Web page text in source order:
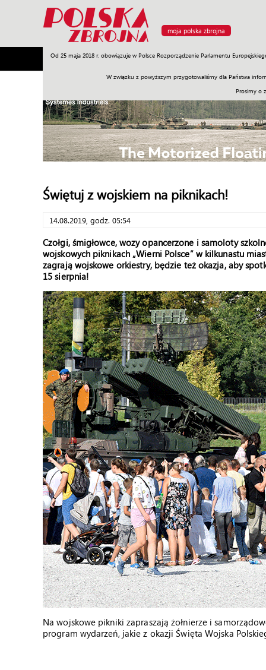
moja polska zbrojna
Od 25 maja 2018 r. obowiązuje w Polsce Rozporządzenie Parlamentu
W związku z powyższym przygotowaliśmy dla Państwa
Prosimy o
Armia Poligon Sprzęt Misje Polityka Prawo
Świętuj z wojskiem na piknikach!
14.08.2019, godz. 05:54
Czołgi, śmigłowce, wozy opancerzone i samoloty
wojskowych piknikach „Wierni Polsce” w kilkunastu
zagrają wojskowe orkiestry, będzie też okazja, aby
15 sierpnia!
Na wojskowe pikniki zapraszają żołnierze i
program wydarzeń, jakie z okazji Święta Wojska